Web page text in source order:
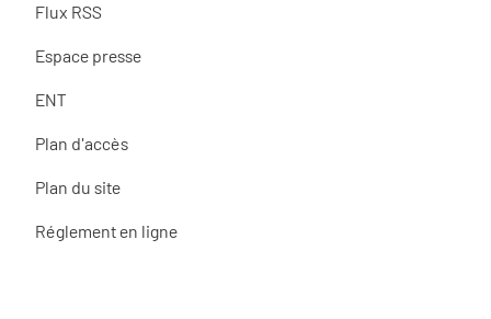
Flux RSS
Espace presse
ENT
Plan d'accès
Plan du site
Réglement en ligne